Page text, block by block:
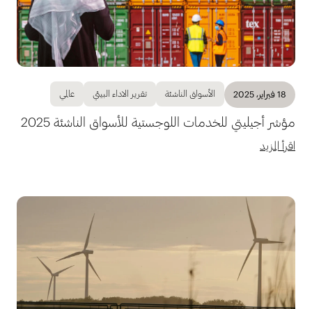
18 فبراير، 2025 الأسواق الناشئة تقرير الاداء البيئي عالمي
مؤشر أجيليتي للخدمات اللوجستية للأسواق الناشئة 2025
اقرأ المزيد